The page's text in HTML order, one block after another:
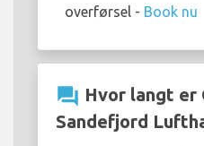
overførsel - Book nu
question_answer Hvor langt er
Sandefjord